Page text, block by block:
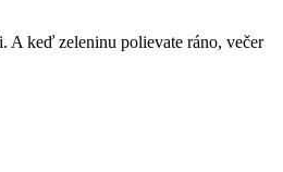
A keď zeleninu polievate ráno, večer